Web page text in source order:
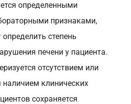
определенными
признаками,
степень
печени у пациента.
отсутствием или
клинических
сохраняется